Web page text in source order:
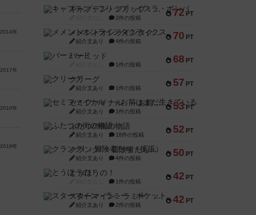
2014年
2017年
2010年
2019年
72 PT
キャプテン・フリップ：イスラ・ボンバ
2件の投稿
70 PT
メメントオンラインタクティクス
紹介文あり 4件の投稿
68 PT
パーミッド
1件の投稿
57 PT
クリーグ
紹介文あり 1件の投稿
53 PT
セミファイナル ～お前はまだ生きている～
紹介文あり 1件の投稿
52 PT
ふたつの街の物語
紹介文あり 18件の投稿
50 PT
クランク! ：冒険者たち（拡張）
紹介文あり 4件の投稿
42 PT
とうほうの！
1件の投稿
42 PT
スターマイン・ラミー ポケット
紹介文あり 2件の投稿